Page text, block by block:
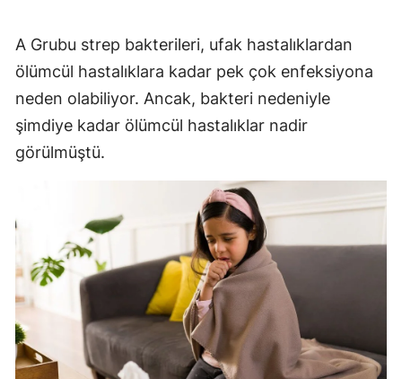
Konya
Kütahya
Malatya
Kahramanmaraş
Mardin
Muğla
Nevşehir
A Grubu strep bakterileri, ufak hastalıklardan
ölümcül hastalıklara kadar pek çok enfeksiyona
neden olabiliyor. Ancak, bakteri nedeniyle
şimdiye kadar ölümcül hastalıklar nadir
görülmüştü.